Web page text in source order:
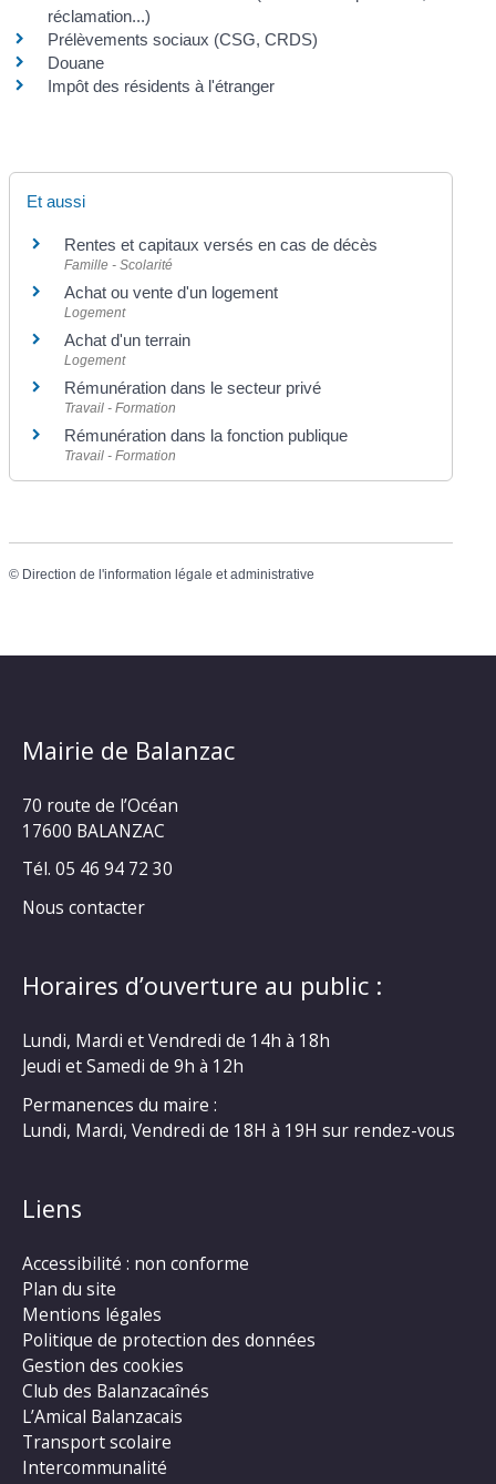
réclamation...)
Prélèvements sociaux (CSG, CRDS)
Douane
Impôt des résidents à l'étranger
Et aussi
Rentes et capitaux versés en cas de décès
Famille - Scolarité
Achat ou vente d'un logement
Logement
Achat d'un terrain
Logement
Rémunération dans le secteur privé
Travail - Formation
Rémunération dans la fonction publique
Travail - Formation
© Direction de l'information légale et administrative
Mairie de Balanzac
70 route de l’Océan
17600 BALANZAC
Tél. 05 46 94 72 30
Nous contacter
Horaires d’ouverture au public :
Lundi, Mardi et Vendredi de 14h à 18h
Jeudi et Samedi de 9h à 12h
Permanences du maire :
Lundi, Mardi, Vendredi de 18H à 19H sur rendez-vous
Liens
Accessibilité : non conforme
Plan du site
Mentions légales
Politique de protection des données
Gestion des cookies
Club des Balanzacaînés
L’Amical Balanzacais
Transport scolaire
Intercommunalité